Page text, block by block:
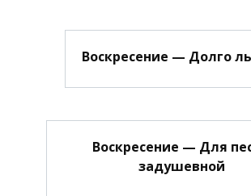
Воскресение — Долго
Воскресение — Для
задушевной